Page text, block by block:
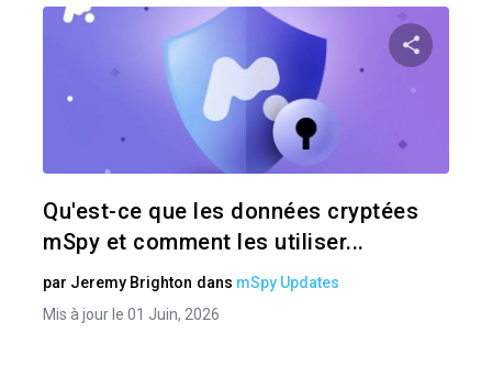
Qu'est-ce que les données cryptées
mSpy et comment les utiliser...
par Jeremy Brighton dans mSpy Updates
Mis à jour le 01 Juin, 2026